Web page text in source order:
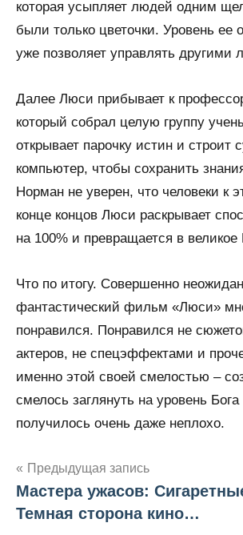
которая усыпляет людей одним
были только цветочки. Уровень ее
уже позволяет управлять другими
Далее Люси прибывает к
который собрал целую группу
открывает парочку истин и строит
компьютер, чтобы сохранить
Норман не уверен, что человеки к
конце концов Люси раскрывает
на 100% и превращается в великое
Что по итогу. Совершенно
фантастический фильм «Люси»
понравился. Понравился не
актеров, не спецэффектами и
именно этой своей смелостью –
смелось заглянуть на уровень
получилось очень даже неплохо.
Навигация
по
Предыдущая запись
Мастера ужасов:
Темная сторона кино…